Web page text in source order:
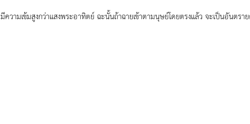
มีความเข้มสูงกว่าแสงพระอาทิตย์ ฉะนั้นถ้าฉายเข้าตามนุษย์โดยตรงแล้ว จะเป็นอันตร